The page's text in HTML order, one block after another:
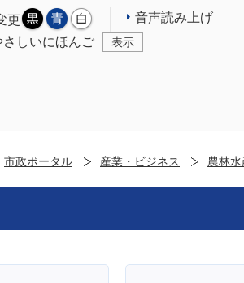
更 音声読み上げ
さしいにほんご 表示
市政ポータル 産業・ビジネス 農林水